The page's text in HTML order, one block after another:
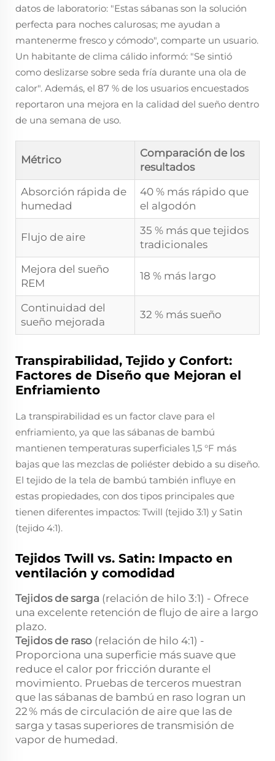
datos de laboratorio: "Estas sábanas son la solución
perfecta para noches calurosas; me ayudan a
mantenerme fresco y cómodo", comparte un usuario.
Un habitante de clima cálido informó: "Se sintió
como deslizarse sobre seda fría durante una ola de
calor". Además, el 87 % de los usuarios encuestados
reportaron una mejora en la calidad del sueño dentro
de una semana de uso.
Métrico
Comparación de los
resultados
Absorción rápida de
humedad
40 % más rápido que
el algodón
Flujo de aire
35 % más que tejidos
tradicionales
Mejora del sueño
REM
18 % más largo
Continuidad del
sueño mejorada
32 % más sueño
Transpirabilidad, Tejido y Confort:
Factores de Diseño que Mejoran el
Enfriamiento
La transpirabilidad es un factor clave para el
enfriamiento, ya que las sábanas de bambú
mantienen temperaturas superficiales 1,5 °F más
bajas que las mezclas de poliéster debido a su diseño.
El tejido de la tela de bambú también influye en
estas propiedades, con dos tipos principales que
tienen diferentes impactos: Twill (tejido 3:1) y Satin
(tejido 4:1).
Tejidos Twill vs. Satin: Impacto en
ventilación y comodidad
Tejidos de sarga (relación de hilo 3:1) - Ofrece
una excelente retención de flujo de aire a largo
plazo.
Tejidos de raso (relación de hilo 4:1) -
Proporciona una superficie más suave que
reduce el calor por fricción durante el
movimiento. Pruebas de terceros muestran
que las sábanas de bambú en raso logran un
22 % más de circulación de aire que las de
sarga y tasas superiores de transmisión de
vapor de humedad.